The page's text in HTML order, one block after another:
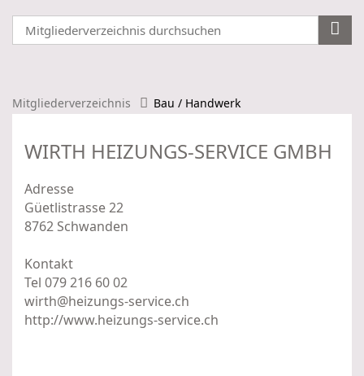
Mitgliederverzeichnis Bau / Handwerk
WIRTH HEIZUNGS-SERVICE GMBH
Adresse
Güetlistrasse 22
8762 Schwanden
Kontakt
Tel 079 216 60 02
wirth@heizungs-service.ch
http://www.heizungs-service.ch